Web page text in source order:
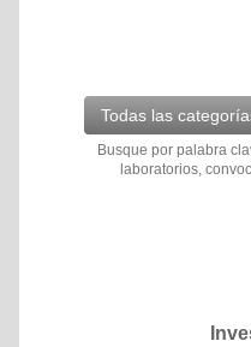
Todas las
Busque por palabra
laboratorios,